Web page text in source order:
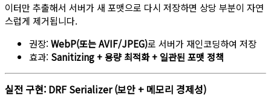
이터만 추출해서 서버가 새 포맷으로 다시 저장하면 상당 부분이 자연
스럽게 제거됩니다.
권장: WebP(또는 AVIF/JPEG)로 서버가 재인코딩하여 저장
효과: Sanitizing + 용량 최적화 + 일관된 포맷 정책
실전 구현: DRF Serializer (보안 + 메모리 경제성)